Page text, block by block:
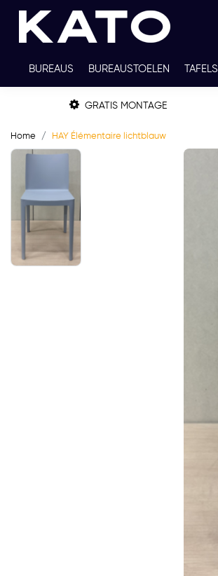
BUREAUS BUREAUSTOELEN TAFELS
TWEEDEHANDS THUISWERKPLEKKEN
GRATIS MONTAGE
Home HAY Élémentaire lichtblauw